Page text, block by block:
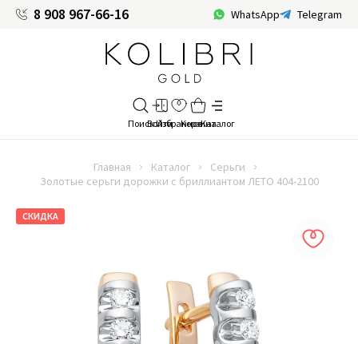
8 908 967-66-16 WhatsApp Telegram
Главная Каталог
Серьги
Золотые серьги дорожки с бриллиантом ЛЕТО 404-2100
СКИДКА